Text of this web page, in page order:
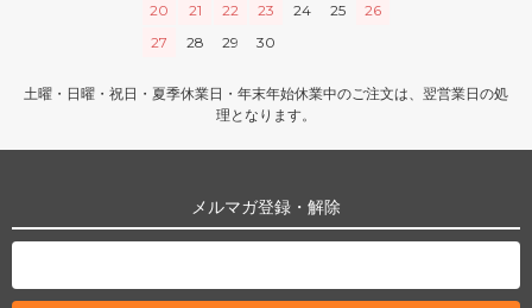
20
21 22 23 24 25
26
27
28 29 30
土曜・日曜・祝日・夏季休業日・年末年始休業中のご注文は、翌営業日の処
理となります。
メルマガ登録・解除